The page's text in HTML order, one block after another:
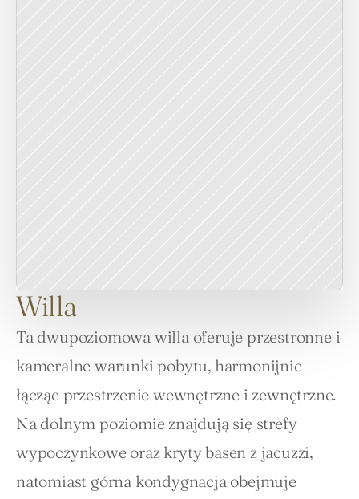
Willa
Ta dwupoziomowa willa oferuje przestronne i
kameralne warunki pobytu, harmonijnie
łącząc przestrzenie wewnętrzne i zewnętrzne.
Na dolnym poziomie znajdują się strefy
wypoczynkowe oraz kryty basen z jacuzzi,
natomiast górna kondygnacja obejmuje